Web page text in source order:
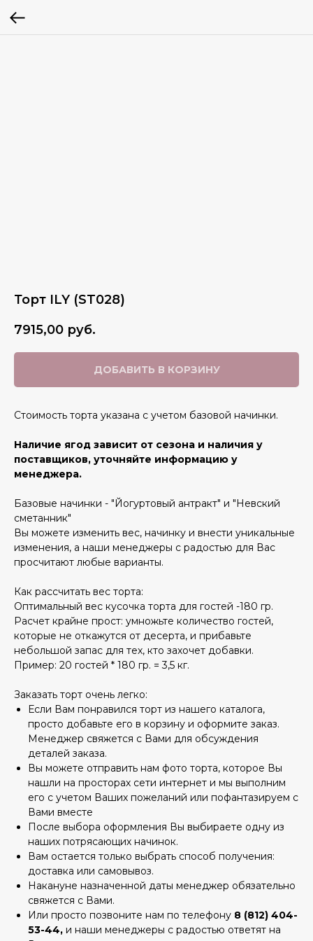
Торт ILY (ST028)
7915,00 руб.
ДОБАВИТЬ В КОРЗИНУ
Стоимость торта указана с учетом базовой начинки.
Наличие ягод зависит от сезона и наличия у
поставщиков, уточняйте информацию у
менеджера.
Базовые начинки - "Йогуртовый антракт" и "Невский
сметанник"
Вы можете изменить вес, начинку и внести уникальные
изменения, а наши менеджеры с радостью для Вас
просчитают любые варианты.
Как рассчитать вес торта:
Оптимальный вес кусочка торта для гостей -180 гр.
Расчет крайне прост: умножьте количество гостей,
которые не откажутся от десерта, и прибавьте
небольшой запас для тех, кто захочет добавки.
Пример: 20 гостей * 180 гр. = 3,5 кг.
Заказать торт очень легко:
Если Вам понравился торт из нашего каталога,
просто добавьте его в корзину и оформите заказ.
Менеджер свяжется с Вами для обсуждения
деталей заказа.
Вы можете отправить нам фото торта, которое Вы
нашли на просторах сети интернет и мы выполним
его с учетом Ваших пожеланий или пофантазируем с
Вами вместе
После выбора оформления Вы выбираете одну из
наших потрясающих начинок.
Вам остается только выбрать способ получения:
доставка или самовывоз.
Накануне назначенной даты менеджер обязательно
свяжется с Вами.
Или просто позвоните нам по телефону 8 (812) 404-
53-44, и наши менеджеры с радостью ответят на